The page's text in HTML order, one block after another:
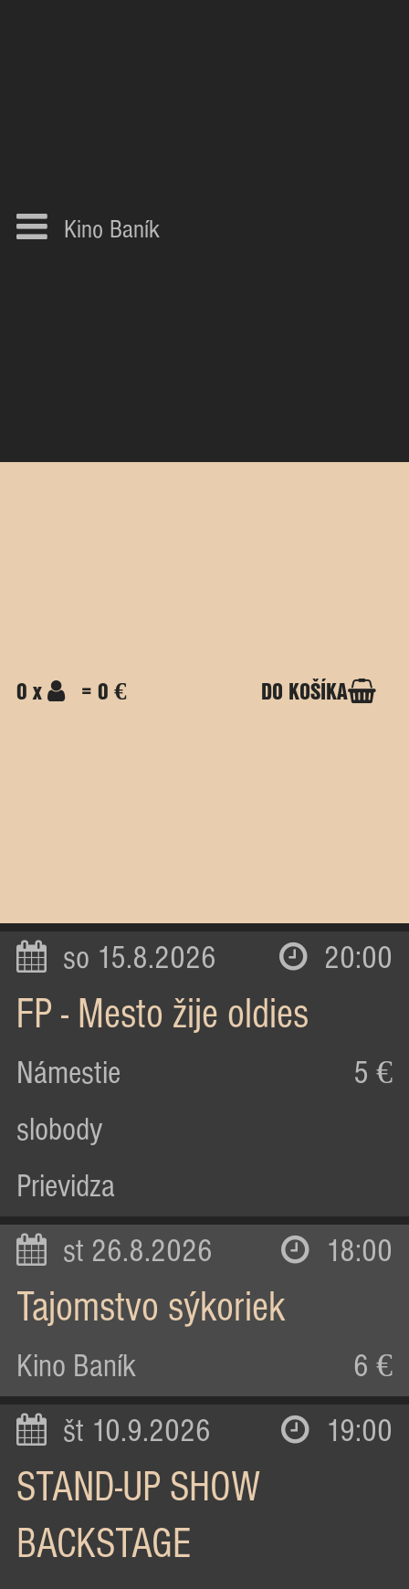
Kino Baník
0 x = 0 € DO KOŠÍKA
so 15.8.2026 20:00
FP - Mesto žije oldies
Námestie
slobody
Prievidza
5 €
st 26.8.2026 18:00
Tajomstvo sýkoriek
Kino Baník 6 €
št 10.9.2026 19:00
STAND-UP SHOW
BACKSTAGE